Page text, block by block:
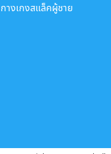
กางเกงสแล็คผู้ชาย